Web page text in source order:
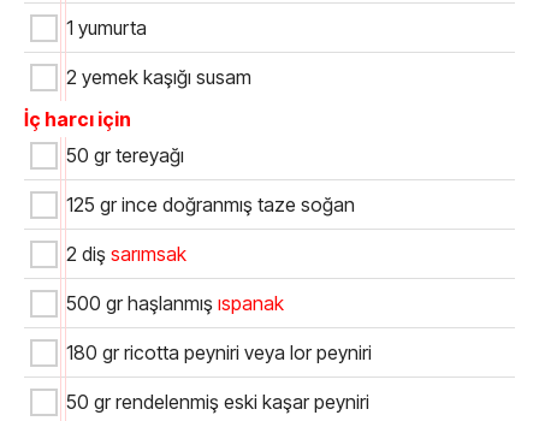
1 yumurta
2 yemek kaşığı susam
İç harcı için
50 gr tereyağı
125 gr ince doğranmış taze soğan
2 diş sarımsak
500 gr haşlanmış ıspanak
180 gr ricotta peyniri veya lor peyniri
50 gr rendelenmiş eski kaşar peyniri